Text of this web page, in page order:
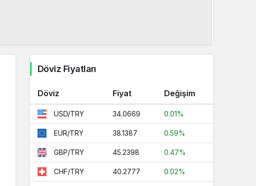
Döviz Fiyatları
Döviz Fiyat Değişim
USD/TRY 34.0669 0.01%
EUR/TRY 38.1387 0.59%
GBP/TRY 45.2398 0.47%
CHF/TRY 40.2777 0.02%